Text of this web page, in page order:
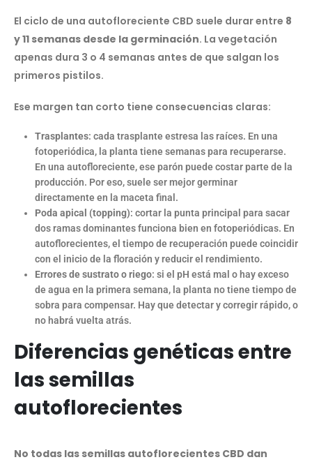
El ciclo de una autofloreciente CBD suele durar entre 8
y 11 semanas desde la germinación. La vegetación
apenas dura 3 o 4 semanas antes de que salgan los
primeros pistilos.
Ese margen tan corto tiene consecuencias claras:
Trasplantes: cada trasplante estresa las raíces. En una
fotoperiódica, la planta tiene semanas para recuperarse.
En una autofloreciente, ese parón puede costar parte de la
producción. Por eso, suele ser mejor germinar
directamente en la maceta final.
Poda apical (topping): cortar la punta principal para sacar
dos ramas dominantes funciona bien en fotoperiódicas. En
autoflorecientes, el tiempo de recuperación puede coincidir
con el inicio de la floración y reducir el rendimiento.
Errores de sustrato o riego: si el pH está mal o hay exceso
de agua en la primera semana, la planta no tiene tiempo de
sobra para compensar. Hay que detectar y corregir rápido, o
no habrá vuelta atrás.
Diferencias genéticas entre
las semillas
autoflorecientes
No todas las semillas autoflorecientes CBD dan